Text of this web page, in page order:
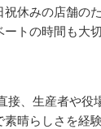
休みの店舗の
トの時間も大
接、生産者や役
晴らしさを経